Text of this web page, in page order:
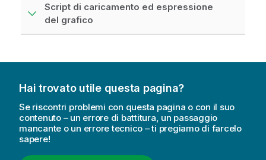
Script di caricamento ed espressione
del grafico
Hai trovato utile questa pagina?
Se riscontri problemi con questa pagina o con il suo
contenuto – un errore di battitura, un passaggio
mancante o un errore tecnico – ti pregiamo di farcelo
sapere!